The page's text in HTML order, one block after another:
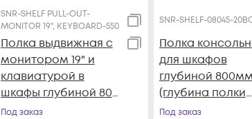
SNR-SHELF PULL-OUT-
MONITOR 19", KEYBOARD-550
Полка выдвижная с
монитором 19" и
клавиатурой в
шкафы глубиной 800
мм (глубина полки
Под заказ
SNR-SHELF-08045-
Полка
для шкафов
глубиной
(глубина полки
450мм)
Под заказ